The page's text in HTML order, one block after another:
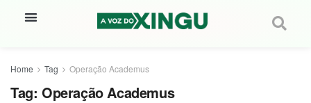
Home Tag Operação Academus
Tag: Operação Academus